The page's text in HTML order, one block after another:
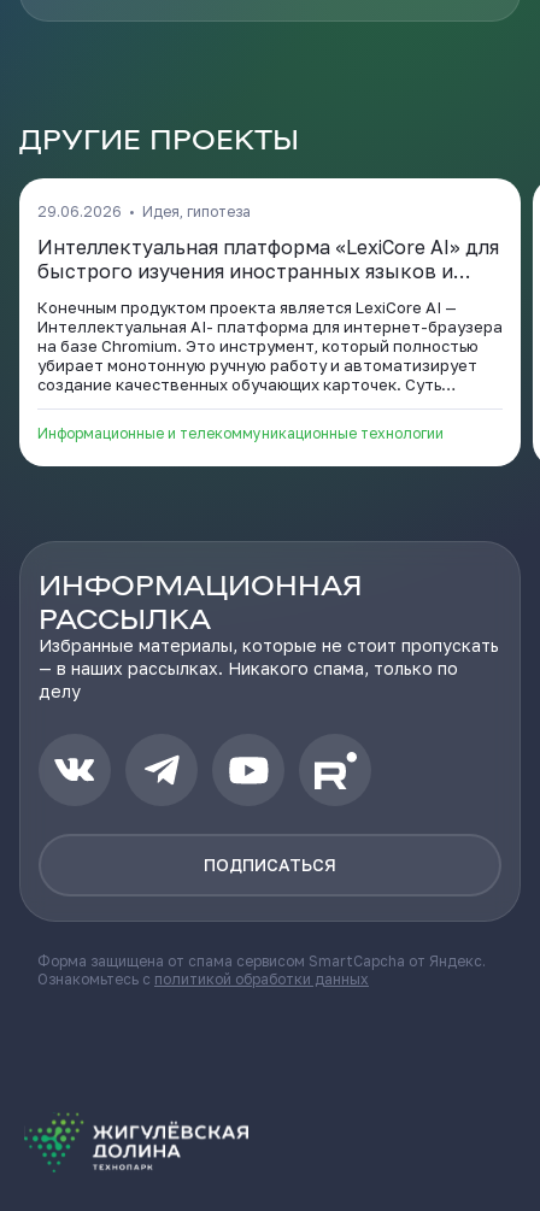
ДРУГИЕ ПРОЕКТЫ
29.06.2026 • Идея, гипотеза
Интеллектуальная платформа «LexiCore AI» для
быстрого изучения иностранных языков и
Конечным продуктом проекта является LexiCore AI —
Интеллектуальная AI- платформа для интернет-браузера
на базе Chromium. Это инструмент, который полностью
убирает монотонную ручную работу и автоматизирует
создание качественных обучающих карточек. Суть
приложения интервального повторения Anki. Вместо того
чтобы тратить по 5 минут на ручное оформление одного
которой он наткнулся но новое слово или термин.
Информационные и телекоммуникационные технологии
ИНФОРМАЦИОННАЯ
РАССЫЛКА
Избранные материалы, которые не стоит пропускать
— в наших рассылках. Никакого спама, только по
делу
ПОДПИСАТЬСЯ
Форма защищена от спама сервисом SmartCapcha от Яндекс.
Ознакомьтесь с политикой обработки данных